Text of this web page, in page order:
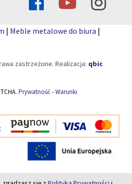
| Meble metalowe do biura |
zastrzeżone. Realizacja: qbic
Prywatność-Warunki